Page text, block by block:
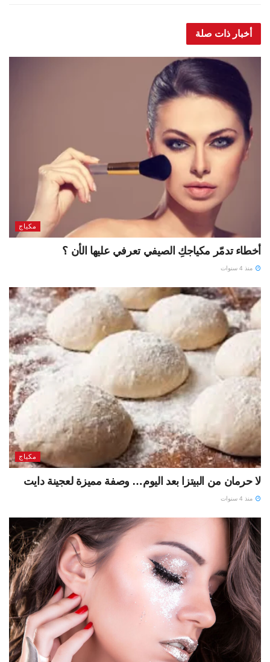
أخبار ذات صلة
مكياج
أخطاء تدمّر مكياجكِ الصيفي تعرفي عليها الأن ؟
منذ 4 سنوات
مكياج
لا حرمان من البيتزا بعد اليوم… وصفة مميزة لعجينة دايت
منذ 4 سنوات